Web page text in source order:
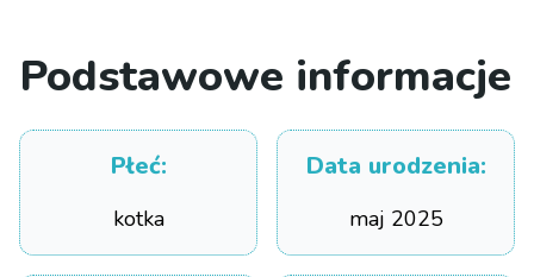
Podstawowe informacje
Płeć:
kotka
Data urodzenia:
maj 2025